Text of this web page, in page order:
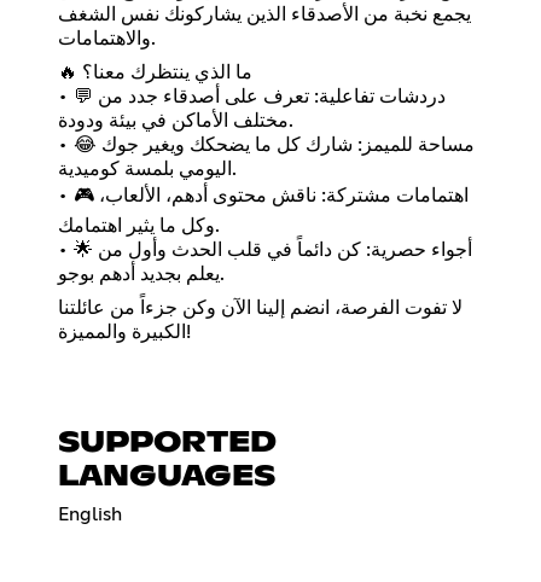
يجمع نخبة من الأصدقاء الذين يشاركونك نفس الشغف
والاهتمامات.
🔥 ما الذي ينتظرك معنا؟
• 💬 دردشات تفاعلية: تعرف على أصدقاء جدد من
مختلف الأماكن في بيئة ودودة.
• 😂 مساحة للميمز: شارك كل ما يضحكك ويغير جوك
اليومي بلمسة كوميدية.
• 🎮 اهتمامات مشتركة: ناقش محتوى أدهم، الألعاب،
وكل ما يثير اهتمامك.
• 🌟 أجواء حصرية: كن دائماً في قلب الحدث وأول من
يعلم بجديد أدهم بوجو.
لا تفوت الفرصة، انضم إلينا الآن وكن جزءاً من عائلتنا
الكبيرة والمميزة!
SUPPORTED
LANGUAGES
English